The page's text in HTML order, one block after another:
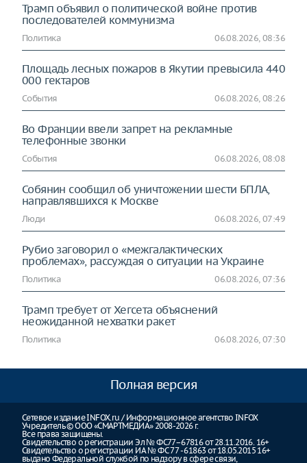
Трамп объявил о политической войне против
последователей коммунизма
Политика 06.08.2026, 08:36
Площадь лесных пожаров в Якутии превысила 440
000 гектаров
События 06.08.2026, 08:26
Во Франции ввели запрет на рекламные
телефонные звонки
События 06.08.2026, 08:08
Собянин сообщил об уничтожении шести БПЛА,
направлявшихся к Москве
Люди 06.08.2026, 07:49
Рубио заговорил о «межгалактических
проблемах», рассуждая о ситуации на Украине
Политика 06.08.2026, 07:36
Трамп требует от Хегсета объяснений
неожиданной нехватки ракет
Политика 06.08.2026, 07:30
Полная версия
Сетевое издание INFOX.ru / Информационное агентство INFOX
Учредитель © ООО «СМАРТМЕДИА» 2008-2026 г.
Все права защищены.
Свидетельство о регистрации Эл № ФС77–67816 от 28.11.2016. 16+
Свидетельство о регистрации ИА № ФС 77 - 61863 от 18.05.2015 16+
выдано Федеральной службой по надзору в сфере связи,